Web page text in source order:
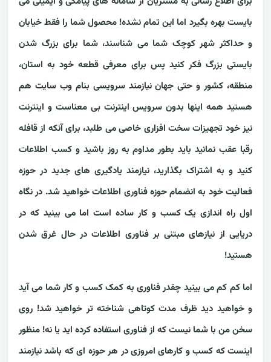
بایست بهره بگیرد اما این تمام نشده! محصول شما را فقط خیابان
و حداکثر شهر کوچک شما می شناسند، شما برای بزرگ شدن
بایستی بزرگ فکر کنید پس برای معرفی قطعه خود به استان،
منطقه، کشور و حتی جهان نیازمند سرویسی بنام وب سایت هم
هستید همه اینها بدون سرویس اینترنت بی معناست و اینترنت
نیز خود تجهیزات سخت افزاری خاصی می طلبد، برای آنکه از قافله
رقبا عقب نمانید باید بطور مداوم به روز باشید و کسب اطلاعات
کنید و به اشتراک بگذارید، نیازمند یادگیری های جدید در حوزه
فعالیت خود به انضمام حوزه فناوری اطلاعات خواهید شد. در نگاه
اول راه اندازی یک کسب و کار ساده است اما می بینید که در
دریایی از نیازهای مبتنی بر فناوری اطلاعات در حال غرق شدن
هستید!
اما کم کم می بینید چقدر فناوری به کمک کسب و کار شما می آید
و خواهید دید ظرف مدت کوتاهی شناخته تر خواهید شد! روی
سخن من با شما نیست که از فناوری استفاده کرده اید یا نه! منظور
اینست که کسب و کارهای امروزی در هر حوزه ای که باشد نیازمند